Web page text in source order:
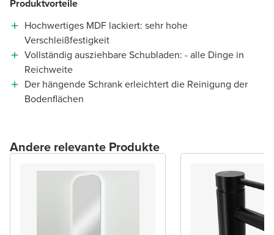
Produktvorteile
Hochwertiges MDF lackiert: sehr hohe
Verschleißfestigkeit
Vollständig ausziehbare Schubladen: - alle Dinge in
Reichweite
Der hängende Schrank erleichtert die Reinigung der
Bodenflächen
Andere relevante Produkte